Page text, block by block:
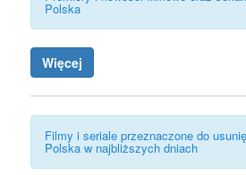
Polska
Więcej
Filmy i seriale przeznaczone do
Polska w najbliższych dniach